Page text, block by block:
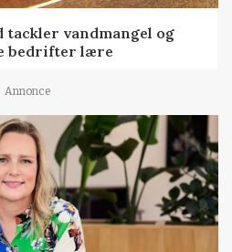
tackler vandmangel og
bedrifter lære
Annonce